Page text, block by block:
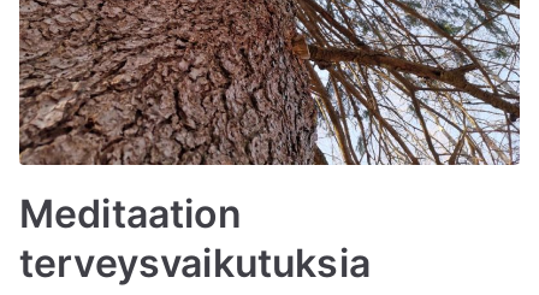
Meditaation
terveysvaikutuksia